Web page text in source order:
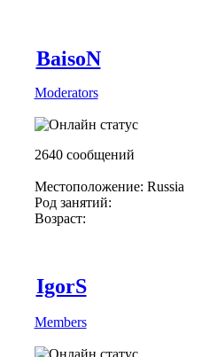
BaisoN
Moderators
2640 сообщений
Местоположение: Russia
Род занятий:
Возраст:
IgorS
Members